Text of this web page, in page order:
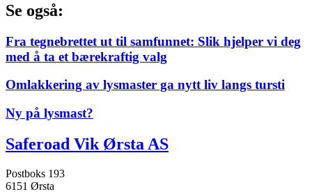
Se også:
Fra tegnebrettet ut til samfunnet: Slik hjelper vi deg
med å ta et bærekraftig valg
Omlakkering av lysmaster ga nytt liv langs tursti
Ny på lysmast?
Saferoad Vik Ørsta AS
Postboks 193
6151 Ørsta